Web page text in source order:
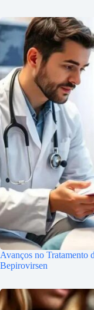
Avanços no Tratamento
Bepirovirsen